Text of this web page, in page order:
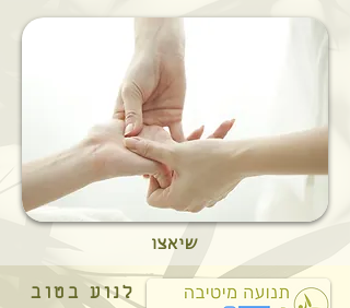
שיאצו
לנוע בטוב